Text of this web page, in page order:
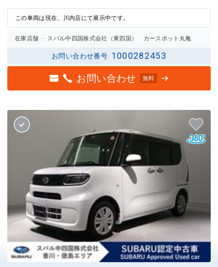
2.5点
の評価
3点の
この車両は現在、川内店にて展示中です。
在庫店舗 スバル中四国株式会社（東四国） カースポット丸亀
お問い合わせ番号 1000282453
お問い合わせ 無料